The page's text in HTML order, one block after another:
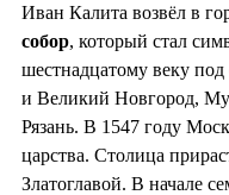
Иван Калита возвёл в
собор, который стал
шестнадцатому веку
и Великий Новгород,
Рязань. В 1547 году
царства. Столица
Златоглавой. В начале